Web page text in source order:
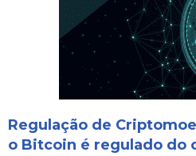
Regulação de
o Bitcoin é regulado do